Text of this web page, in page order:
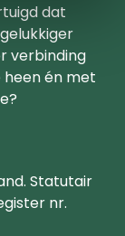
dat
verbinding
heen én met
Statutair
nr.